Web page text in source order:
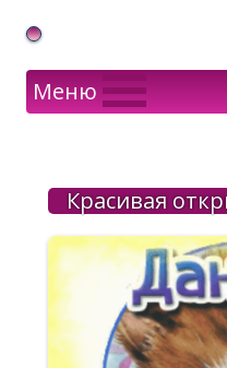
Gif Открытки в подарок
Меню
Красивая